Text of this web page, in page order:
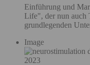
Einführung und
Life", der nun auch
grundlegenden
Image
2023